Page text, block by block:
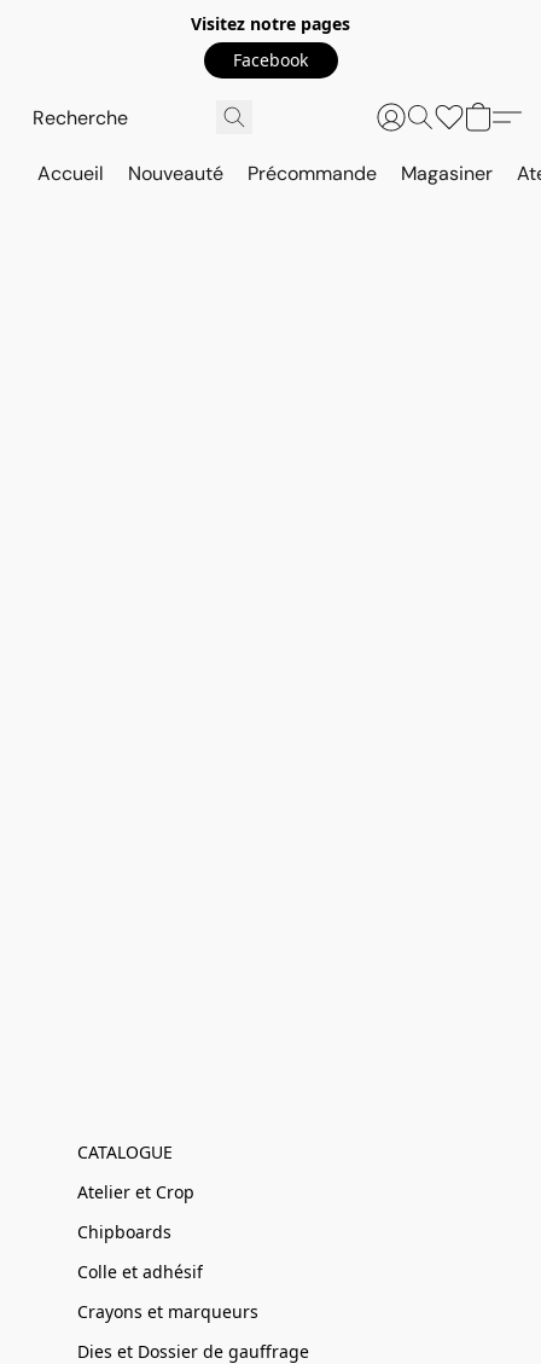
Visitez notre pages
Facebook
Accueil Nouveauté Précommande Magasiner
CATALOGUE
Atelier et Crop
Chipboards
Colle et adhésif
Crayons et marqueurs
Dies et Dossier de gauffrage